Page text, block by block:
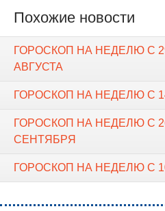
Похожие новости
ГОРОСКОП НА НЕДЕЛЮ С
АВГУСТА
ГОРОСКОП НА НЕДЕЛЮ С
ГОРОСКОП НА НЕДЕЛЮ С
СЕНТЯБРЯ
ГОРОСКОП НА НЕДЕЛЮ C